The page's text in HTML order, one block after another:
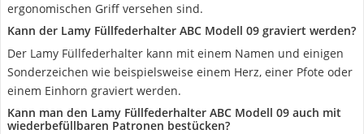
ergonomischen Griff versehen sind.
Kann der Lamy Füllfederhalter ABC Modell 09 graviert werden?
Der Lamy Füllfederhalter kann mit einem Namen und einigen
Sonderzeichen wie beispielsweise einem Herz, einer Pfote oder
einem Einhorn graviert werden.
Kann man den Lamy Füllfederhalter ABC Modell 09 auch mit
wiederbefüllbaren Patronen bestücken?